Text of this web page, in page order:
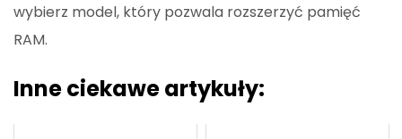
wybierz model, który pozwala rozszerzyć pamięć
RAM.
Inne ciekawe artykuły: